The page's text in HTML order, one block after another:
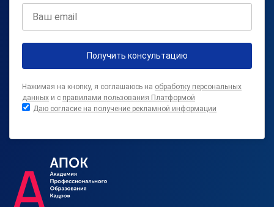
Получить консультацию
Нажимая на кнопку, я соглашаюсь на обработку персональных
данных и с правилами пользования Платформой
Даю согласие на получение рекламной информации